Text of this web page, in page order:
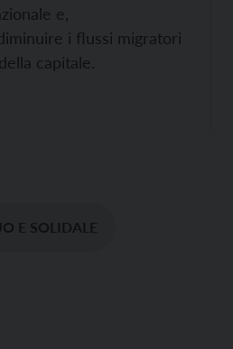
e,
i flussi migratori
capitale.
E SOLIDALE